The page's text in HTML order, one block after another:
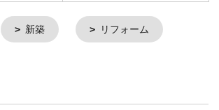
新築 リフォーム